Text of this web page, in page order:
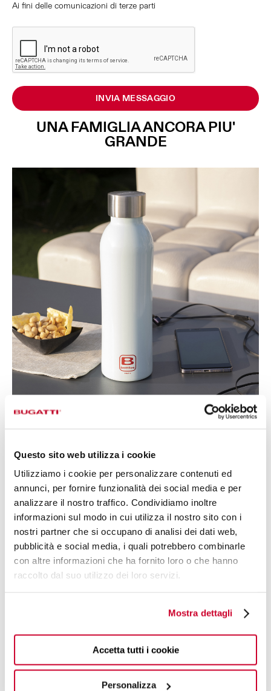
Questo sito web utilizza i cookie
Utilizziamo i cookie per personalizzare contenuti ed
annunci, per fornire funzionalità dei social media e per
analizzare il nostro traffico. Condividiamo inoltre
informazioni sul modo in cui utilizza il nostro sito con i
nostri partner che si occupano di analisi dei dati web,
pubblicità e social media, i quali potrebbero combinarle
con altre informazioni che ha fornito loro o che hanno
raccolto dal suo utilizzo dei loro servizi.
Mostra dettagli
Accetta tutti i cookie
Personalizza
Ai fini delle comunicazioni di terze parti
INVIA MESSAGGIO
UNA FAMIGLIA ANCORA PIU'
GRANDE
BOTTIGILIA TERMICA A DOPPIA
PARETE SOTTOVUOTO
PER UN'ERGONOMIA E UNA TEMPERATURA
IDEALI
100% GREEN
SCOPRI DI PIÙ